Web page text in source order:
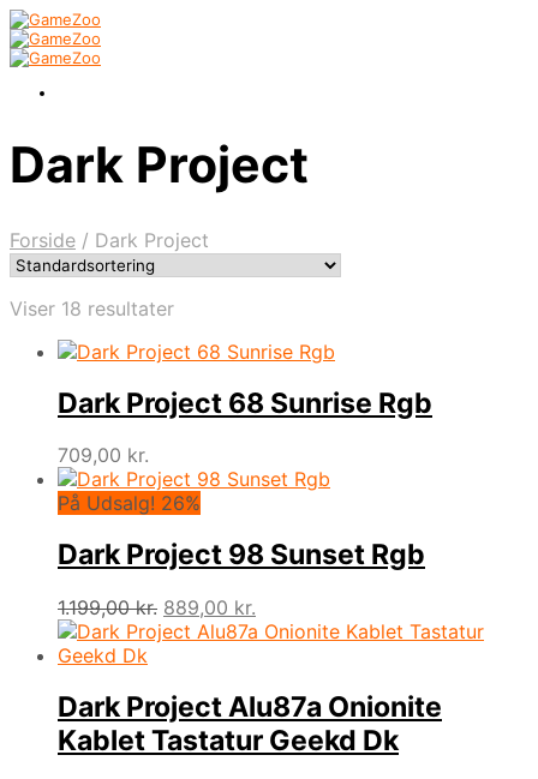
Dark Project
Forside / Dark Project
Viser 18 resultater
Dark Project 68 Sunrise Rgb
709,00 kr.
På Udsalg! 26%
Dark Project 98 Sunset Rgb
1.199,00kr. Den
oprindelige
1.199,00 kr..
889,00 kr.
aktuelle
889,00 kr..
Dark Project Alu87a Onionite
Kablet Tastatur Geekd Dk